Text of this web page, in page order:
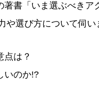
書「いま選ぶべきア
選び方について伺い
点は？
いのか!?